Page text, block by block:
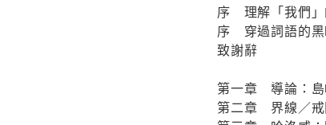
序 理解「我們」
序 穿過詞語的黑
致謝辭
第一章 導論：島
第二章 界線／戒